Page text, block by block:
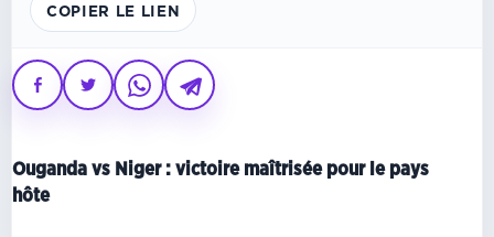
COPIER LE LIEN
Ouganda vs Niger : victoire maîtrisée pour le pays
hôte